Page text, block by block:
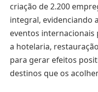
criação de 2.200
integral, evidenciando
eventos
a hotelaria,
para gerar efeitos
destinos que os